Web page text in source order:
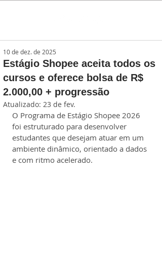
Estágio Shopee aceita todos os
cursos e oferece bolsa de R$
2.000,00 + progressão
10 de dez. de 2025
Atualizado: 23 de fev.
O Programa de Estágio Shopee 2026
foi estruturado para desenvolver
estudantes que desejam atuar em um
ambiente dinâmico, orientado a dados
e com ritmo acelerado.